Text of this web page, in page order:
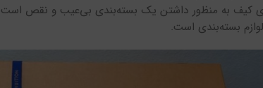
کیف به منظور داشتن یک بسته‌بندی بی‌عیب و نقص
بسته‌بندی است.